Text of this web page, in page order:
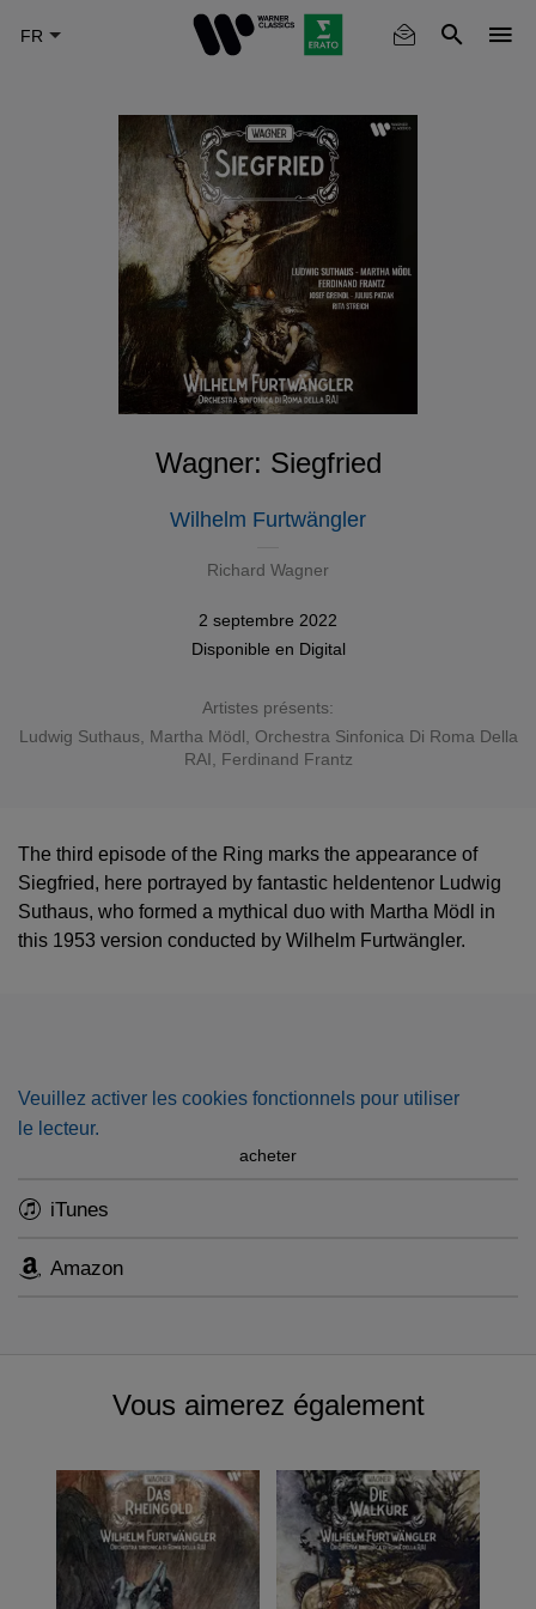
Wagner: Siegfried
Wilhelm Furtwängler
Richard Wagner
2 septembre 2022
Disponible en Digital
Artistes présents:
Ludwig Suthaus
Martha Mödl
Orchestra Sinfonica Di Roma Della
RAI , Ferdinand Frantz
The third episode of the Ring marks the appearance of
Siegfried, here portrayed by fantastic heldentenor Ludwig
Suthaus, who formed a mythical duo with Martha Mödl in
this 1953 version conducted by Wilhelm Furtwängler.
Veuillez activer les cookies fonctionnels pour utiliser
le lecteur.
acheter
iTunes
Amazon
Vous aimerez également